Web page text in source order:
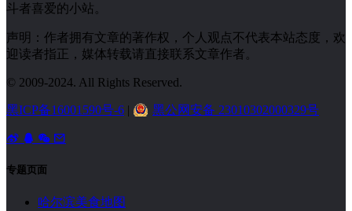
斗者喜爱的小站。
声明：作者拥有文章的著作权，个人观点不代表本站态度，欢
迎读者指正，媒体转载请直接联系文章作者。
© 2009-2024. All Rights Reserved.
黑ICP备16001590号-6 | 黑公网安备 23010302000329号
专题页面
哈尔滨美食地图